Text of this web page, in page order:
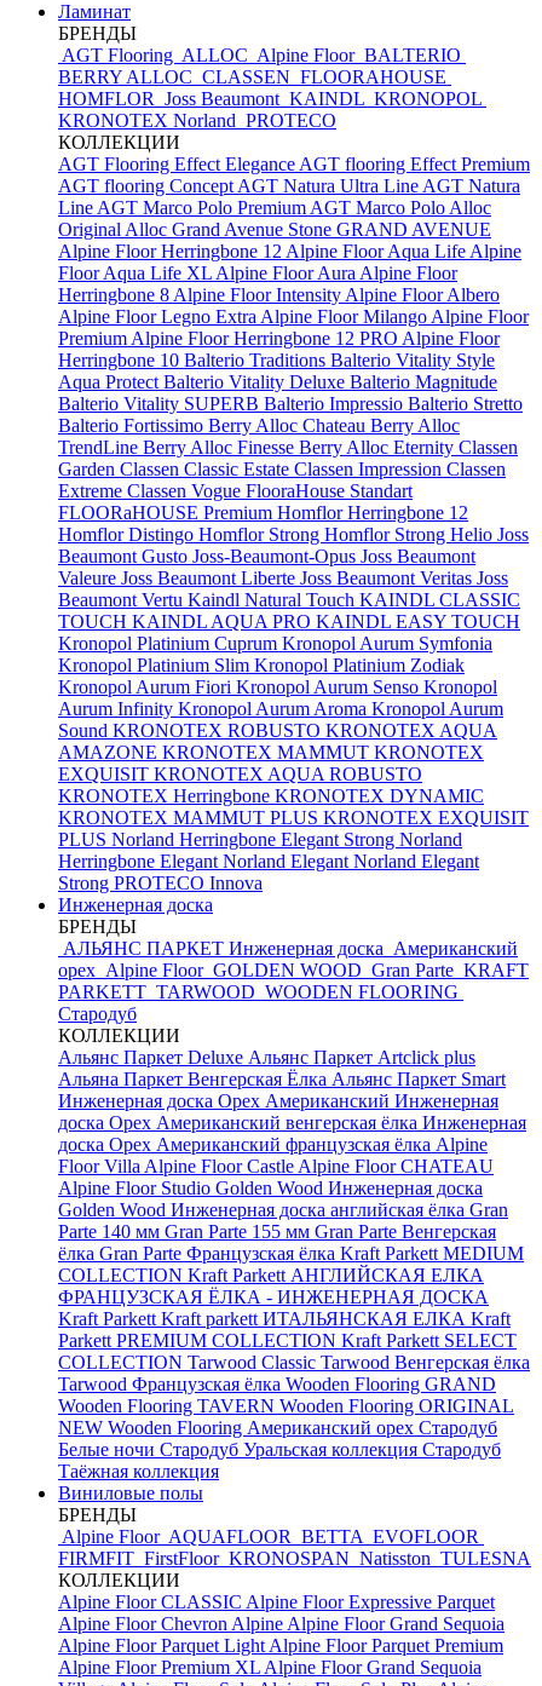
Ламинат
БРЕНДЫ
AGT Flooring ALLOC Alpine Floor BALTERIO
BERRY ALLOC CLASSEN FLOORAHOUSE
HOMFLOR Joss Beaumont KAINDL KRONOPOL
KRONOTEX Norland PROTECO
КОЛЛЕКЦИИ
AGT Flooring Effect Elegance AGT flooring Effect Premium
AGT flooring Concept AGT Natura Ultra Line AGT Natura
Line AGT Marco Polo Premium AGT Marco Polo Alloc
Original Alloc Grand Avenue Stone GRAND AVENUE
Alpine Floor Herringbone 12 Alpine Floor Aqua Life Alpine
Floor Aqua Life XL Alpine Floor Aura Alpine Floor
Herringbone 8 Alpine Floor Intensity Alpine Floor Albero
Alpine Floor Legno Extra Alpine Floor Milango Alpine Floor
Premium Alpine Floor Herringbone 12 PRO Alpine Floor
Herringbone 10 Balterio Traditions Balterio Vitality Style
Aqua Protect Balterio Vitality Deluxe Balterio Magnitude
Balterio Vitality SUPERB Balterio Impressio Balterio Stretto
Balterio Fortissimo Berry Alloc Chateau Berry Alloc
TrendLine Berry Alloc Finesse Berry Alloc Eternity Classen
Garden Classen Classic Estate Classen Impression Classen
Extreme Classen Vogue FlooraHouse Standart
FLOORaHOUSE Premium Homflor Herringbone 12
Homflor Distingo Homflor Strong Homflor Strong Helio Joss
Beaumont Gusto Joss-Beaumont-Opus Joss Beaumont
Valeure Joss Beaumont Liberte Joss Beaumont Veritas Joss
Beaumont Vertu Kaindl Natural Touch KAINDL CLASSIC
TOUCH KAINDL AQUA PRO KAINDL EASY TOUCH
Kronopol Platinium Cuprum Kronopol Aurum Symfonia
Kronopol Platinium Slim Kronopol Platinium Zodiak
Kronopol Aurum Fiori Kronopol Aurum Senso Kronopol
Aurum Infinity Kronopol Aurum Aroma Kronopol Aurum
Sound KRONOTEX ROBUSTO KRONOTEX AQUA
AMAZONE KRONOTEX MAMMUT KRONOTEX
EXQUISIT KRONOTEX AQUA ROBUSTO
KRONOTEX Herringbone KRONOTEX DYNAMIC
KRONOTEX MAMMUT PLUS KRONOTEX EXQUISIT
PLUS Norland Herringbone Elegant Strong Norland
Herringbone Elegant Norland Elegant Norland Elegant
Strong PROTECO Innova
Инженерная доска
БРЕНДЫ
АЛЬЯНС ПАРКЕТ Инженерная доска Американский
орех Alpine Floor GOLDEN WOOD Gran Parte KRAFT
PARKETT TARWOOD WOODEN FLOORING
Стародуб
КОЛЛЕКЦИИ
Альянс Паркет Deluxe Альянс Паркет Artclick plus
Альяна Паркет Венгерская Ёлка Альянс Паркет Smart
Инженерная доска Орех Американский Инженерная
доска Орех Американский венгерская ёлка Инженерная
доска Орех Американский французская ёлка Alpine
Floor Villa Alpine Floor Castle Alpine Floor CHATEAU
Alpine Floor Studio Golden Wood Инженерная доска
Golden Wood Инженерная доска английская ёлка Gran
Parte 140 мм Gran Parte 155 мм Gran Parte Венгерская
ёлка Gran Parte Французская ёлка Kraft Parkett MEDIUM
COLLECTION Kraft Parkett АНГЛИЙСКАЯ ЕЛКА
ФРАНЦУЗСКАЯ ЁЛКА - ИНЖЕНЕРНАЯ ДОСКА
Kraft Parkett Kraft parkett ИТАЛЬЯНСКАЯ ЕЛКА Kraft
Parkett PREMIUM COLLECTION Kraft Parkett SELECT
COLLECTION Tarwood Classic Tarwood Венгерская ёлка
Tarwood Французская ёлка Wooden Flooring GRAND
Wooden Flooring TAVERN Wooden Flooring ORIGINAL
NEW Wooden Flooring Американский орех Стародуб
Белые ночи Стародуб Уральская коллекция Стародуб
Таёжная коллекция
Виниловые полы
БРЕНДЫ
Alpine Floor AQUAFLOOR BETTA EVOFLOOR
FIRMFIT FirstFloor KRONOSPAN Natisston TULESNA
КОЛЛЕКЦИИ
Alpine Floor CLASSIC Alpine Floor Expressive Parquet
Alpine Floor Chevron Alpine Alpine Floor Grand Sequoia
Alpine Floor Parquet Light Alpine Floor Parquet Premium
Alpine Floor Premium XL Alpine Floor Grand Sequoia